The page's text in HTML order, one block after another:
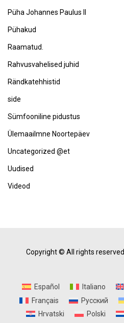
Püha Johannes Paulus II
Pühakud
Raamatud.
Rahvusvahelised juhid
Rändkatehhistid
side
Sümfooniline pidustus
Ülemaailmne Noortepäev
Uncategorized @et
Uudised
Videod
Copyright © All rights reserved.
Español Italiano
Français
Русский
Hrvatski
Polski